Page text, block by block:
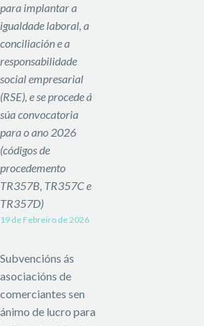
para implantar a
igualdade laboral, a
conciliación e a
responsabilidade
social empresarial
(RSE), e se procede á
súa convocatoria
para o ano 2026
(códigos de
procedemento
TR357B, TR357C e
TR357D)
19 de Febreiro de 2026
Subvencións ás
asociacións de
comerciantes sen
ánimo de lucro para